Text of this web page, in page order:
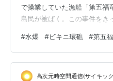
で操業していた漁船「第五福
島民が被ばく。この事件をき
の年11月に初上映されたのが
『ゴジラ』だ。ゴジラは、
ら覚めたのだった。映画では
発明した「オキシジェンデス
#水爆 #ビキニ環礁 #第五
高次元時空間通信(サイキッ